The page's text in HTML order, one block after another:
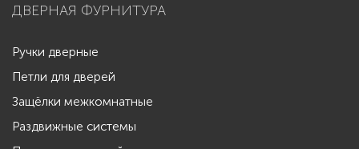
ДВЕРНАЯ ФУРНИТУРА
Ручки дверные
Петли для дверей
Защёлки межкомнатные
Раздвижные системы